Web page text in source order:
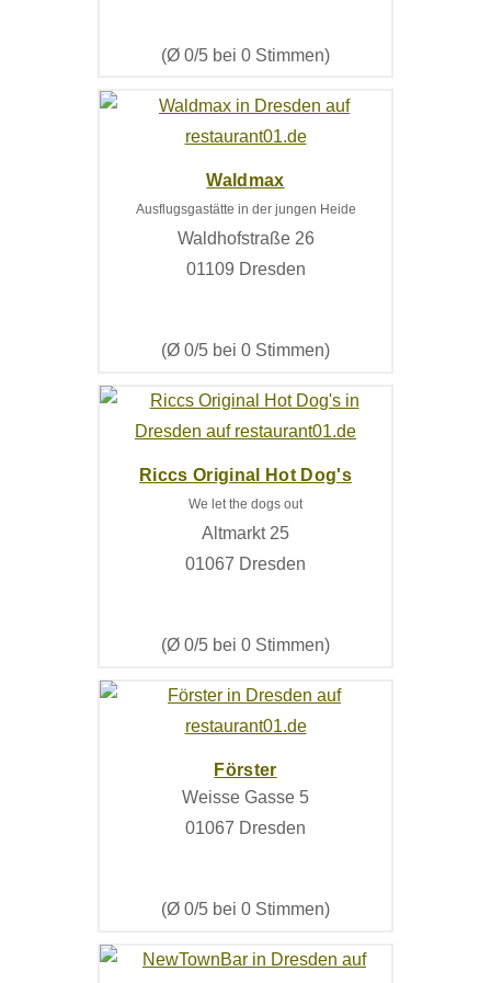
(Ø 0/5 bei 0 Stimmen)
Waldmax
Ausflugsgastätte in der jungen Heide
Waldhofstraße 26
01109 Dresden
(Ø 0/5 bei 0 Stimmen)
Riccs Original Hot Dog's
We let the dogs out
Altmarkt 25
01067 Dresden
(Ø 0/5 bei 0 Stimmen)
Förster
Weisse Gasse 5
01067 Dresden
(Ø 0/5 bei 0 Stimmen)